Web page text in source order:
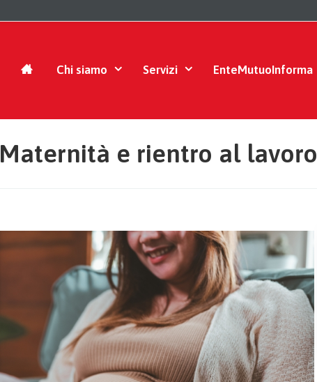
Chi siamo Servizi EnteMutuoInforma
Maternità e rientro al lavoro